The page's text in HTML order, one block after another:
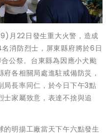
月22日發生重大火警，造成
消防烈士，屏東縣府將於6日
公祭。台東縣為因應小犬颱
各相關局處進駐戒備防災，
局長率同仁，於今日下午3點
士家屬致意，表達不捨與追
的明揚工廠當天下午六點發生